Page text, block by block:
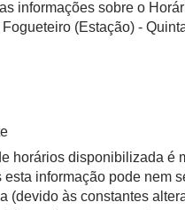
informações sobre o
(Estação) -
horários disponibilizada é
informação pode nem
(devido às constantes